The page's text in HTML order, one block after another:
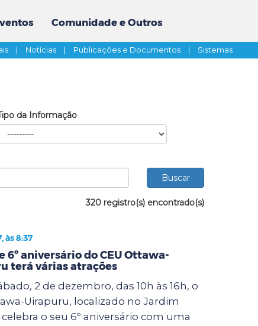
Comunidade e Outros
| Notícias | Publicações e Documentos | Sistemas
da Informação
320 registro(s) encontrado(s)
às 8:37
6º aniversário do CEU Ottawa-
terá várias atrações
2 de dezembro, das 10h às 16h, o
Uirapuru, localizado no Jardim
o seu 6º aniversário com uma